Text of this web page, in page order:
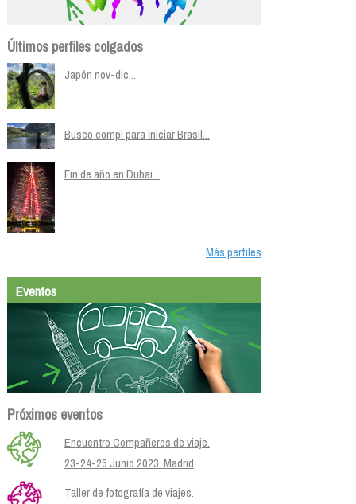
Últimos perfiles colgados
Japón nov-dic...
Busco compi para iniciar Brasil...
Fin de año en Dubai...
Más perfiles
Eventos
Próximos eventos
Encuentro Compañeros de viaje.
23-24-25 Junio 2023. Madrid
Taller de fotografía de viajes.